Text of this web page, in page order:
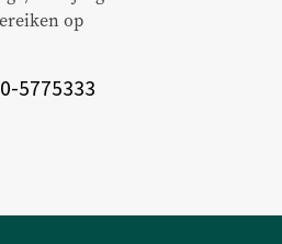
op
5775333